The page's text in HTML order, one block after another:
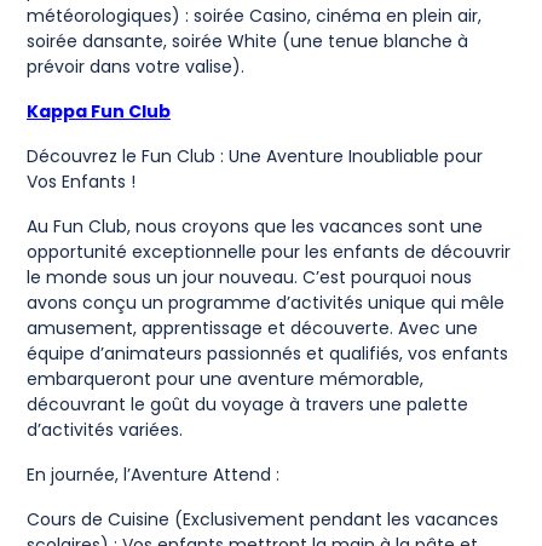
météorologiques) : soirée Casino, cinéma en plein air,
soirée dansante, soirée White (une tenue blanche à
prévoir dans votre valise).
Kappa Fun Club
Découvrez le Fun Club : Une Aventure Inoubliable pour
Vos Enfants !
Au Fun Club, nous croyons que les vacances sont une
opportunité exceptionnelle pour les enfants de découvrir
le monde sous un jour nouveau. C’est pourquoi nous
avons conçu un programme d’activités unique qui mêle
amusement, apprentissage et découverte. Avec une
équipe d’animateurs passionnés et qualifiés, vos enfants
embarqueront pour une aventure mémorable,
découvrant le goût du voyage à travers une palette
d’activités variées.
En journée, l’Aventure Attend :
Cours de Cuisine (Exclusivement pendant les vacances